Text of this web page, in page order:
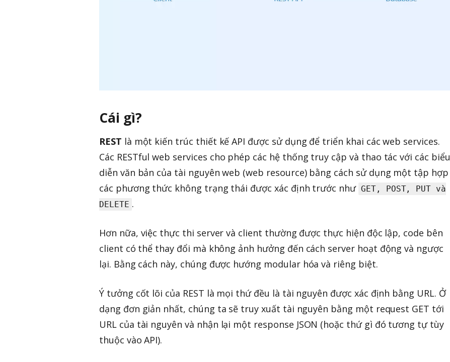
Cái gì?
REST là một kiến trúc thiết kế API được sử dụng để triển khai các web services.
Các RESTful web services cho phép các hệ thống truy cập và thao tác với các biểu
diễn văn bản của tài nguyên web (web resource) bằng cách sử dụng một tập hợp
các phương thức không trạng thái được xác định trước như GET, POST, PUT và
DELETE .
Hơn nữa, việc thực thi server và client thường được thực hiện độc lập, code bên
client có thể thay đổi mà không ảnh hưởng đến cách server hoạt động và ngược
lại. Bằng cách này, chúng được hướng modular hóa và riêng biệt.
Ý tưởng cốt lõi của REST là mọi thứ đều là tài nguyên được xác định bằng URL. Ở
dạng đơn giản nhất, chúng ta sẽ truy xuất tài nguyên bằng một request GET tới
URL của tài nguyên và nhận lại một response JSON (hoặc thứ gì đó tương tự tùy
thuộc vào API).